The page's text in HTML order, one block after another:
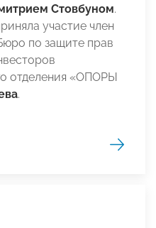
Стовбуном.
участие член
по защите прав
отделения «ОПОРЫ
.